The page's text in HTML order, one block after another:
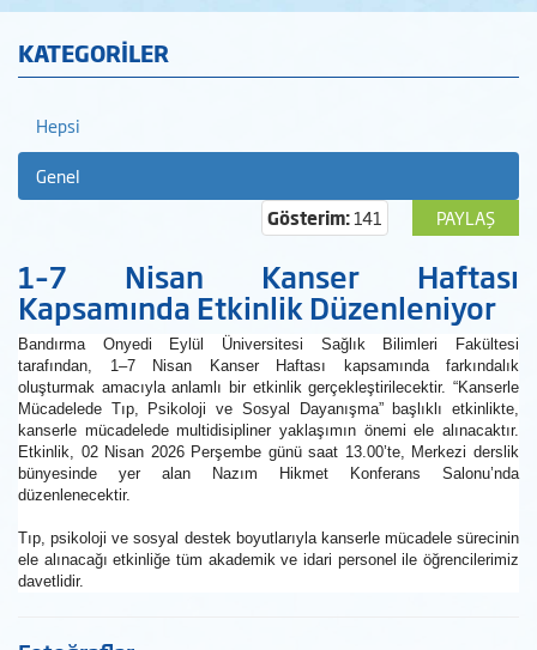
KATEGORİLER
Hepsi
Genel
PAYLAŞ
Gösterim:141
1–7 Nisan Kanser Haftası
Kapsamında Etkinlik Düzenleniyor
Bandırma Onyedi Eylül Üniversitesi Sağlık Bilimleri Fakültesi
tarafından, 1–7 Nisan Kanser Haftası kapsamında farkındalık
oluşturmak amacıyla anlamlı bir etkinlik gerçekleştirilecektir. “Kanserle
Mücadelede Tıp, Psikoloji ve Sosyal Dayanışma” başlıklı etkinlikte,
kanserle mücadelede multidisipliner yaklaşımın önemi ele alınacaktır.
Etkinlik, 02 Nisan 2026 Perşembe günü saat 13.00’te, Merkezi derslik
bünyesinde yer alan Nazım Hikmet Konferans Salonu’nda
düzenlenecektir.
Tıp, psikoloji ve sosyal destek boyutlarıyla kanserle mücadele sürecinin
ele alınacağı etkinliğe tüm akademik ve idari personel ile öğrencilerimiz
davetlidir.